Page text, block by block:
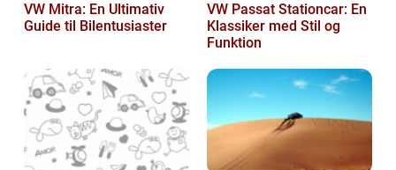
VW Mitra: En Ultimativ
Guide til Bilentusiaster
VW Passat Stationcar: En
Klassiker med Stil og
Funktion